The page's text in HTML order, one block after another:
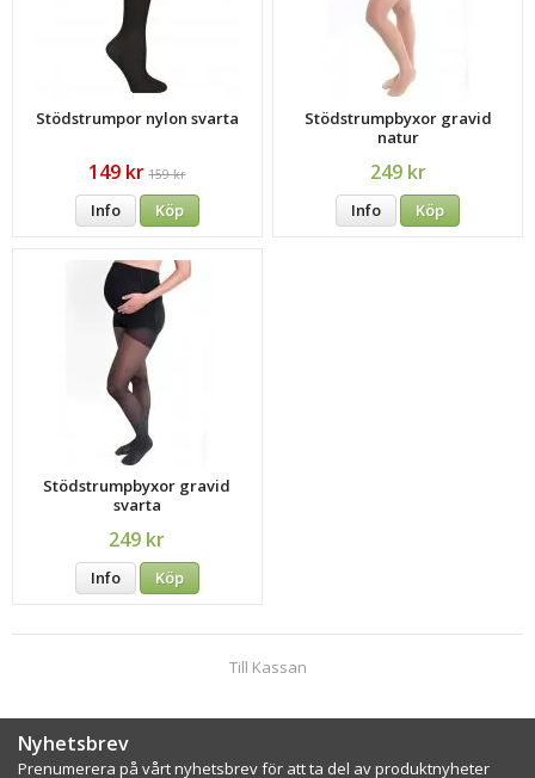
Stödstrumpor nylon svarta
149 kr 159 kr
Info Köp
Stödstrumpbyxor gravid
natur
249 kr
Info Köp
Stödstrumpbyxor gravid
svarta
249 kr
Info Köp
Till Kassan
Nyhetsbrev
Prenumerera på vårt nyhetsbrev för att ta del av produktnyheter